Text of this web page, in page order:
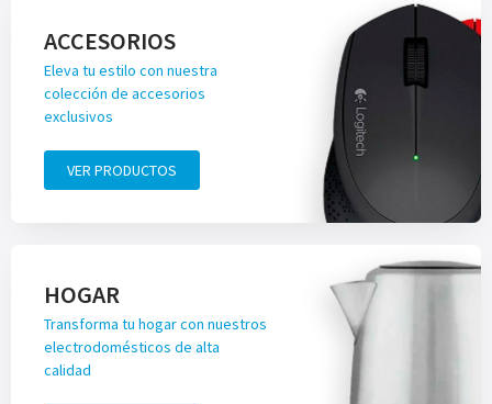
ACCESORIOS
Eleva tu estilo con nuestra
colección de accesorios
exclusivos
VER PRODUCTOS
HOGAR
Transforma tu hogar con nuestros
electrodomésticos de alta
calidad